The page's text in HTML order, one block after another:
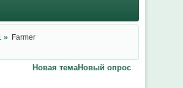
Farmer
Новая темаНовый опрос